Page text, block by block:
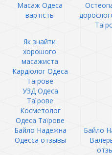
Масаж Одеса
вартість
Як знайти
хорошого
масажиста
Кардіолог Одеса
Таїрове
УЗД Одеса
Таїрове
Косметолог
Одеса Таїрове
Байло Надежна
Одесса отзывы
Байло